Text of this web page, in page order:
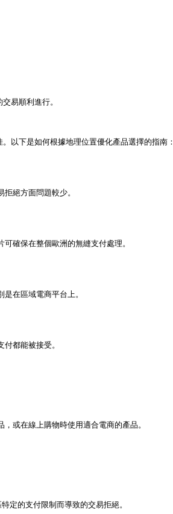
易順利進行。
以下是如何根據地理位置優化產品選擇的指南：
絕方面問題較少。
確保在整個歐洲的無縫支付處理。
在區域電商平台上。
都能被接受。
或在線上購物時使用適合電商的產品。
定的支付限制而導致的交易拒絕。